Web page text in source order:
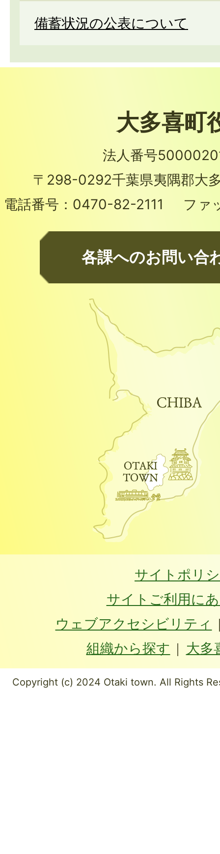
備蓄状況の公表について
大多喜町
法人番号
〒298-0292千葉県夷隅郡大
電話番号： 0470-82-2111 ファ
各課へのお問い合
サイトポリ
サイトご利用に
ウェブアクセシビリティ
組織から探す
大多
Copyright (c) 2024 Otaki town. All Rights